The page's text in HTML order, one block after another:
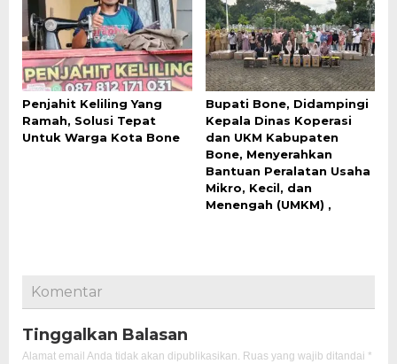
Penjahit Keliling Yang
Ramah, Solusi Tepat
Untuk Warga Kota Bone
Bupati Bone, Didampingi
Kepala Dinas Koperasi
dan UKM Kabupaten
Bone, Menyerahkan
Bantuan Peralatan Usaha
Mikro, Kecil, dan
Menengah (UMKM) ,
Komentar
Tinggalkan Balasan
Alamat email Anda tidak akan dipublikasikan. Ruas yang wajib ditandai *